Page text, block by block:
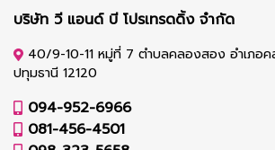
บริษัท วี แอนด์ บี โปรเทรดดิ้ง จำกัด
40/9-10-11 หมู่ที่ 7 ตำบลคลองสอง อำเภอ
ปทุมธานี 12120
094-952-6966
081-456-4501